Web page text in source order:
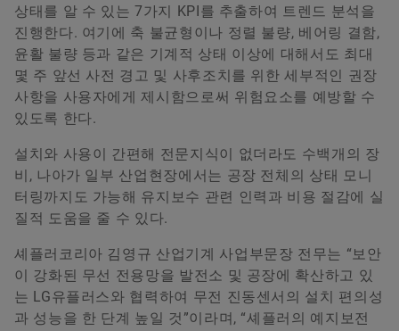
상태를 알 수 있는 7가지 KPI를 추출하여 트렌드 분석을
진행한다. 여기에 축 불균형이나 정렬 불량, 베어링 결함,
윤활 불량 등과 같은 기계적 상태 이상에 대해서도 최대
몇 주 앞선 사전 경고 및 사후조치를 위한 세부적인 권장
사항을 사용자에게 제시함으로써 위험요소를 예방할 수
있도록 한다.
설치와 사용이 간편해 전문지식이 없더라도 수백개의 장
비, 나아가 일부 산업현장에서는 공장 전체의 상태 모니
터링까지도 가능해 유지보수 관련 인력과 비용 절감에 실
질적 도움을 줄 수 있다.
셰플러코리아 김영규 산업기계 사업부문장 전무는 “보안
이 강화된 무선 전용망을 발전소 및 공장에 확산하고 있
는 LG유플러스와 협력하여 무전 진동센서의 설치 편의성
과 성능을 한 단계 높일 것”이라며, “셰플러의 예지보전